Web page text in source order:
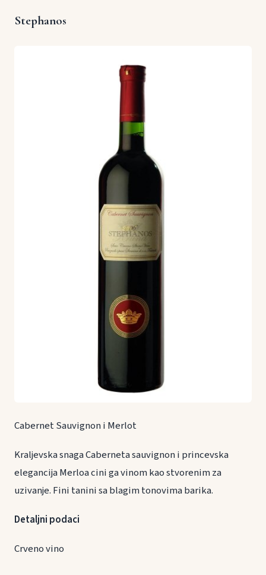
Stephanos
Cabernet Sauvignon i Merlot
Kraljevska snaga Caberneta sauvignon i princevska
elegancija Merloa cini ga vinom kao stvorenim za
uzivanje. Fini tanini sa blagim tonovima barika.
Detaljni podaci
Crveno vino